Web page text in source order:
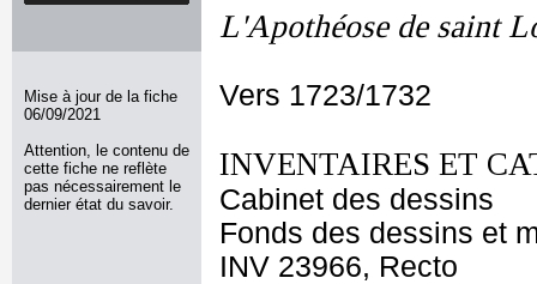
Mise à jour de la fiche
06/09/2021
Attention, le contenu de
cette fiche ne reflète
pas nécessairement le
dernier état du savoir.
L'Apothéose de saint
Vers 1723/1732
INVENTAIRES ET
Cabinet des dessins
Fonds des dessins et
INV 23966, Recto